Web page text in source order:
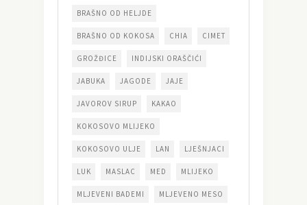
BRAŠNO OD HELJDE
BRAŠNO OD KOKOSA CHIA CIMET
GROŽĐICE INDIJSKI ORAŠČIĆI
JABUKA JAGODE JAJE
JAVOROV SIRUP KAKAO
KOKOSOVO MLIJEKO
KOKOSOVO ULJE LAN LJEŠNJACI
LUK MASLAC MED MLIJEKO
MLJEVENI BADEMI MLJEVENO MESO